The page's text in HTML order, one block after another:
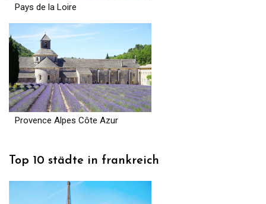
Pays de la Loire
Provence Alpes Côte Azur
Top 10 städte in frankreich